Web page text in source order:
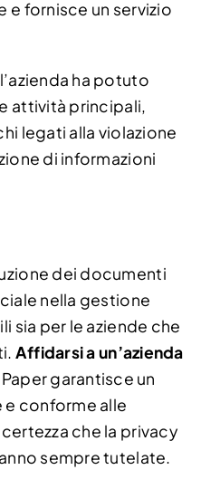
e fornisce un servizio
ha potuto
attività principali,
legati alla violazione
di informazioni
dei documenti
nella gestione
sia per le aziende che
Affidarsi a un’azienda
garantisce un
conforme alle
che la privacy
sempre tutelate.